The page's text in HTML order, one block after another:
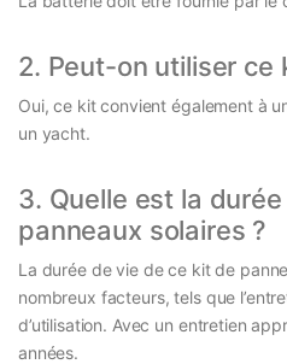
2. Peut-on utiliser ce
Oui, ce kit convient également à
un yacht.
3. Quelle est la
panneaux solaires ?
La durée de vie de ce kit de
nombreux facteurs, tels que
d’utilisation. Avec un entretien
années.